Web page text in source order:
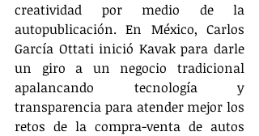
creatividad por medio de la
autopublicación. En México, Carlos
García Ottati inició Kavak para darle
un giro a un negocio tradicional
apalancando tecnología y
transparencia para atender mejor los
retos de la compra-venta de autos